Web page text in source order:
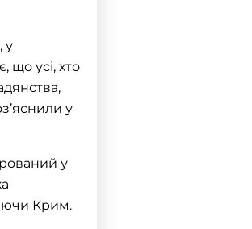
у
що усі, хто
у
у
Крим.